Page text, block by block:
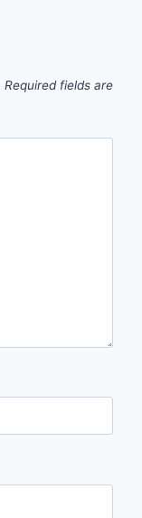
Required fields are